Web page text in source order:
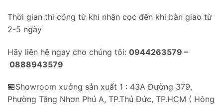
Thời gian thi công từ khi nhận cọc đến khi bàn giao từ
2-5 ngày
Hãy liên hệ ngay cho chúng tôi: 0944263579 –
0888943579
🏪Showroom xưởng sản xuất 1 : 43A Đường 379,
Phường Tăng Nhơn Phú A, TP.Thủ Đức, TP.HCM ( Hông